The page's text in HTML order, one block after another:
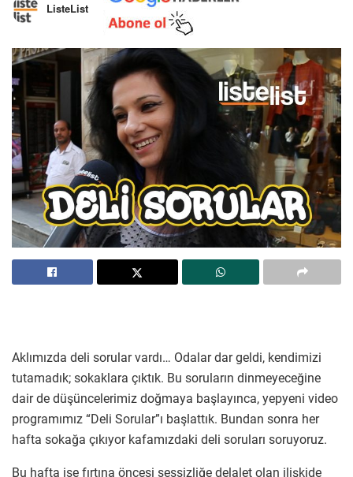
ListeList
Aklımızda deli sorular vardı… Odalar dar geldi, kendimizi
tutamadık; sokaklara çıktık. Bu soruların dinmeyeceğine
dair de düşüncelerimiz doğmaya başlayınca, yepyeni video
programımız “Deli Sorular”ı başlattık. Bundan sonra her
hafta sokağa çıkıyor kafamızdaki deli soruları soruyoruz.
Bu hafta ise fırtına öncesi sessizliğe delalet olan ilişkide